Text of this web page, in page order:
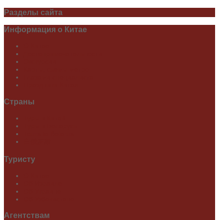
Разделы сайта
Информация о Китае
Страны
Туристу
Агентствам